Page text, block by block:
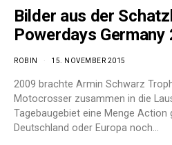
Bilder aus der
Powerdays Germany
ROBIN 15. NOVEMBER 2015
2009 brachte Armin Schwarz
Motocrosser zusammen in die
Tagebaugebiet eine Menge Action
Deutschland oder Europa noch…